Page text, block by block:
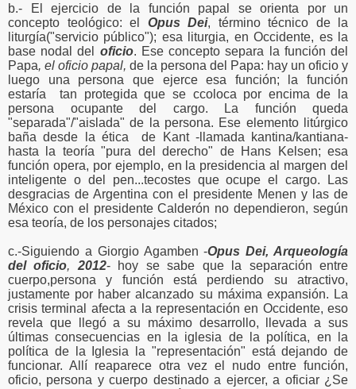
b.- El ejercicio de la función papal se orienta por un
concepto teológico: el Opus Dei, término técnico de la
liturgía("servicio público"); esa liturgia, en Occidente, es la
base nodal del oficio. Ese concepto separa la función del
Papa, el oficio papal, de la persona del Papa: hay un oficio y
luego una persona que ejerce esa función; la función
estaría tan protegida que se ccoloca por encima de la
persona ocupante del cargo. La función queda
"separada"/"aislada" de la persona. Ese elemento litúrgico
baña desde la ética de Kant -llamada kantina/kantiana-
hasta la teoría "pura del derecho" de Hans Kelsen; esa
función opera, por ejemplo, en la presidencia al margen del
inteligente o del pen...tecostes que ocupe el cargo. Las
desgracias de Argentina con el presidente Menen y las de
México con el presidente Calderón no dependieron, según
esa teoría, de los personajes citados;
c.-Siguiendo a Giorgio Agamben -Opus Dei, Arqueología
del oficio, 2012- hoy se sabe que la separación entre
cuerpo,persona y función está perdiendo su atractivo,
justamente por haber alcanzado su máxima expansión. La
crisis terminal afecta a la representación en Occidente, eso
revela que llegó a su máximo desarrollo, llevada a sus
últimas consecuencias en la iglesia de la política, en la
política de la Iglesia la "representación" está dejando de
funcionar. Allí reaparece otra vez el nudo entre función,
oficio, persona y cuerpo destinado a ejercer, a oficiar ¿Se